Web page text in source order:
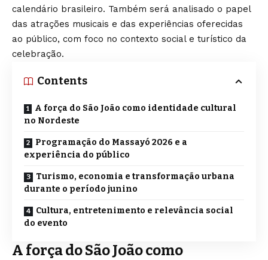
calendário brasileiro. Também será analisado o papel
das atrações musicais e das experiências oferecidas
ao público, com foco no contexto social e turístico da
celebração.
Contents
A força do São João como identidade cultural
no Nordeste
Programação do Massayó 2026 e a
experiência do público
Turismo, economia e transformação urbana
durante o período junino
Cultura, entretenimento e relevância social
do evento
A força do São João como